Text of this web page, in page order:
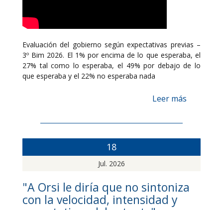
Evaluación del gobierno según expectativas previas –
3º Bim 2026. El 1% por encima de lo que esperaba, el
27% tal como lo esperaba, el 49% por debajo de lo
que esperaba y el 22% no esperaba nada
Leer más
18
Jul. 2026
"A Orsi le diría que no sintoniza
con la velocidad, intensidad y